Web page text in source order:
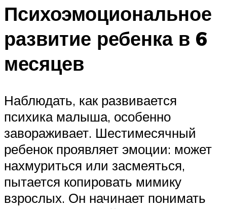
Психоэмоциональное
развитие ребенка в 6
месяцев
Наблюдать, как развивается
психика малыша, особенно
завораживает. Шестимесячный
ребенок проявляет эмоции: может
нахмуриться или засмеяться,
пытается копировать мимику
взрослых. Он начинает понимать